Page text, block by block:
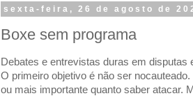
sexta-feira, 26 de agosto de
Boxe sem programa
Debates e entrevistas duras em disputas
O primeiro objetivo é não ser
ou mais importante quanto saber atacar.